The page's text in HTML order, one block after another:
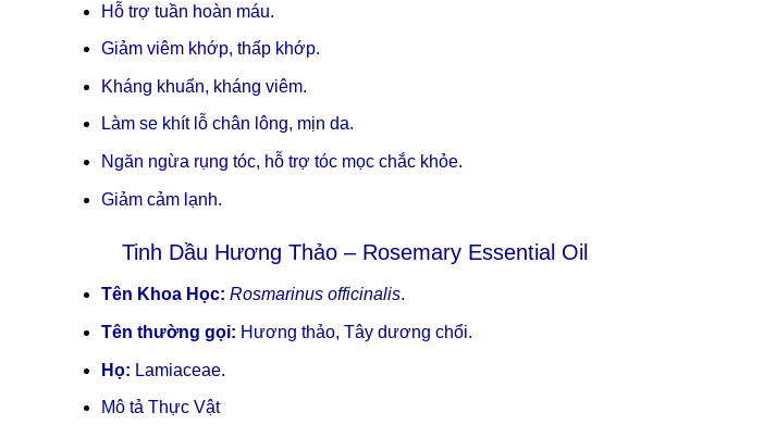
Hỗ trợ tuần hoàn máu.
Giảm viêm khớp, thấp khớp.
Kháng khuẩn, kháng viêm.
Làm se khít lỗ chân lông, mịn da.
Ngăn ngừa rụng tóc, hỗ trợ tóc mọc chắc khỏe.
Giảm cảm lạnh.
Tinh Dầu Hương Thảo – Rosemary Essential Oil
Tên Khoa Học: Rosmarinus officinalis.
Tên thường gọi: Hương thảo, Tây dương chổi.
Họ: Lamiaceae.
Mô tả Thực Vật